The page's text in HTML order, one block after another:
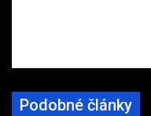
Podobné články